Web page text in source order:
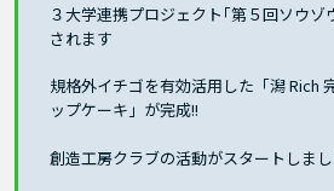
３大学連携プロジェクト｢第５回ソウゾ
されます
規格外イチゴを有効活用した「潟 Rich
ップケーキ」が完成!!
創造工房クラブの活動がスタートしまし